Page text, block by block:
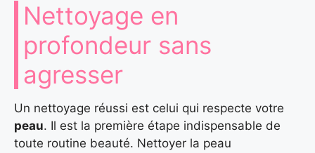
Nettoyage en
profondeur sans
agresser
Un nettoyage réussi est celui qui respecte votre
peau. Il est la première étape indispensable de
toute routine beauté. Nettoyer la peau